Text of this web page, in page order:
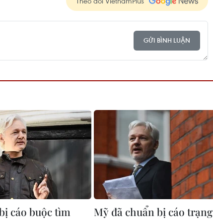
GỬI BÌNH LUẬN
cáo buộc tìm
Mỹ đã chuẩn bị cáo trạng